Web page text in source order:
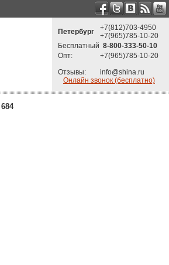
Петербург
+7(812)703-4950
+7(965)785-10-20
Бесплатный 8-800-333-50-10
Опт:
+7(965)785-10-20
Отзывы:
info@shina.ru
Онлайн звонок (бесплатно)